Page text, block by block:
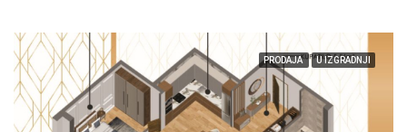
PRODAJA U IZGRADNJI